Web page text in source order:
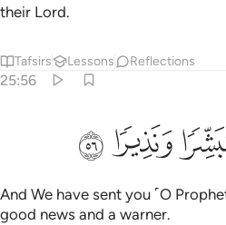
their Lord.
Tafsirs Lessons Reflections
25:56
٥٦
ﱅﱆ
And We have sent you ˹O
good news and a warner.